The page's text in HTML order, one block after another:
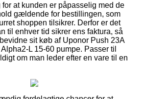
at kunden er påpasselig med de
gældende for bestillingen, som
shoppen tilsikrer. Derfor er det
til enhver tid sikrer ens faktura, så
sit køb af Uponor Push 23A
L 15-60 pumpe. Passer til
om man leder efter en vare til en